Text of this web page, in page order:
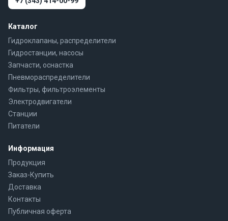
Каталог
Гидроклапаны, распределители
Гидростанции, насосы
Запчасти, оснастка
Пневмораспределители
Фильтры, фильтроэлементы
Электродвигатели
Станции
Питатели
Информация
Продукция
Заказ-Купить
Доставка
Контакты
Публичная оферта